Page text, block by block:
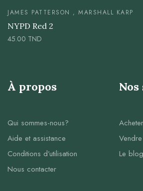
JAMES PATTERSON , MARSHALL KARP
NYPD Red 2
45.00 TND
À propos
Qui sommes-nous?
Aide et assistance
Conditions d’utilisation
Nous contacter
Le blog